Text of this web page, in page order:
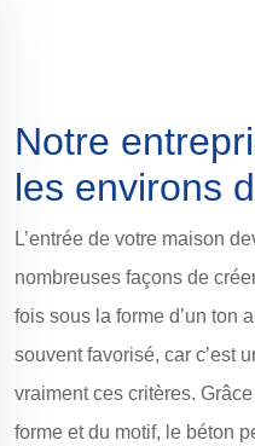
Notre
les environs
L’entrée de votre maison
nombreuses façons de
fois sous la forme d’un ton
souvent favorisé, car c’est
vraiment ces critères.
forme et du motif, le béton